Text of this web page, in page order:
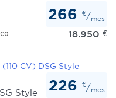
18.950 €
266 €/mes
Style
226 €/mes